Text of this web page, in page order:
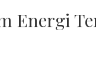
Energi